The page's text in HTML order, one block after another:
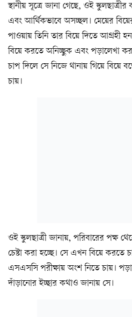
স্থানীয় সূত্রে জানা গেছে, ওই
এবং আর্থিকভাবে অসচ্ছল। মেয়ের
পাওয়ায় তিনি তার বিয়ে দিতে আগ্রহী
বিয়ে করতে অনিচ্ছুক এবং পড়ালেখা
চাপ দিলে সে নিজে থানায় গিয়ে বিয়ে
চায়।
ওই স্কুলছাত্রী জানায়, পরিবারের পক্ষ
চেষ্টা করা হচ্ছে। সে এখন বিয়ে করতে
এসএসসি পরীক্ষায় অংশ নিতে চায়।
দাঁড়ানোর ইচ্ছার কথাও জানায় সে।